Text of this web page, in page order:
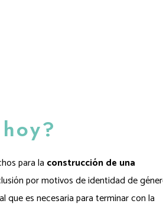
para la construcción de una
por motivos de identidad de
que es necesaria para terminar con la